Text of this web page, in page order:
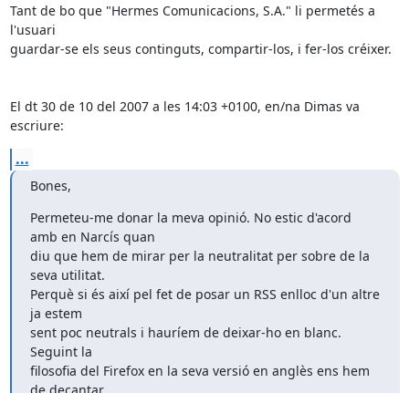
Tant de bo que "Hermes Comunicacions, S.A." li permetés a
l'usuari
guardar-se els seus continguts, compartir-los, i fer-los créixer.
El dt 30 de 10 del 2007 a les 14:03 +0100, en/na Dimas va
escriure:
...
Bones,
Permeteu-me donar la meva opinió. No estic d'acord
amb en Narcís quan
diu que hem de mirar per la neutralitat per sobre de la
seva utilitat.
Perquè si és així pel fet de posar un RSS enlloc d'un altre
ja estem
sent poc neutrals i hauríem de deixar-ho en blanc.
Seguint la
filosofia del Firefox en la seva versió en anglès ens hem
de decantar